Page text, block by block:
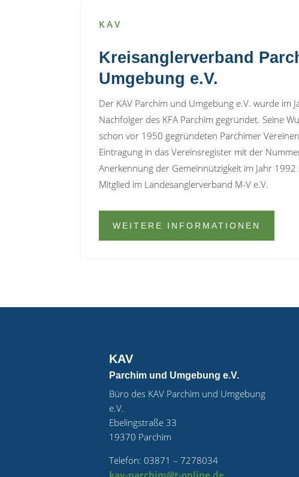
KAV
Kreisanglerverband
Umgebung e.V.
Der KAV Parchim und Umgebung e.V. wurde im
Nachfolger des KFA Parchim gegründet. Seine
schon vor 1950 gegründeten Parchimer
Eintragung in das Vereinsregister mit der
Anerkennung der Gemeinnützigkeit im Jahr 1992
Mitglied im Landesanglerverband M-V e.V.
WEITERE INFORMATIONEN
KAV
Parchim und Umgebung e.V.
Büro des KAV Parchim und Umgebung
e.V.
Ebelingstraße 33
19370 Parchim
Telefon: 03871 – 7278034
kav-parchim@t-online.de